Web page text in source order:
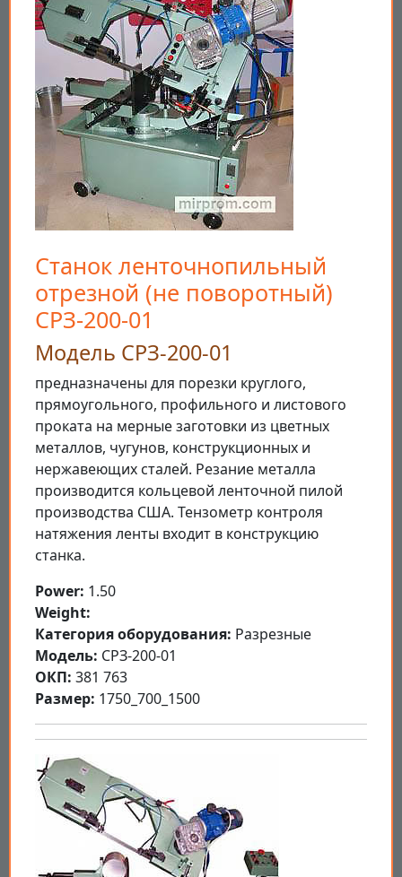
Станок ленточнопильный
отрезной (не поворотный)
СРЗ-200-01
Модель СРЗ-200-01
предназначены для порезки круглого,
прямоугольного, профильного и листового
проката на мерные заготовки из цветных
металлов, чугунов, конструкционных и
нержавеющих сталей. Резание металла
производится кольцевой ленточной пилой
производства США. Тензометр контроля
натяжения ленты входит в конструкцию
станка.
Power: 1.50
Weight:
Категория оборудования: Разрезные
Модель: СРЗ-200-01
ОКП: 381 763
Размер: 1750_700_1500